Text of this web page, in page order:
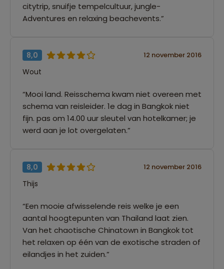
citytrip, snuifje tempelcultuur, jungle-
Adventures en relaxing beachevents.”
8,0 12 november 2016
Wout
“Mooi land. Reisschema kwam niet overeen met
schema van reisleider. 1e dag in Bangkok niet
fijn. pas om 14.00 uur sleutel van hotelkamer; je
werd aan je lot overgelaten.”
8,0 12 november 2016
Thijs
“Een mooie afwisselende reis welke je een
aantal hoogtepunten van Thailand laat zien.
Van het chaotische Chinatown in Bangkok tot
het relaxen op één van de exotische straden of
eilandjes in het zuiden.”